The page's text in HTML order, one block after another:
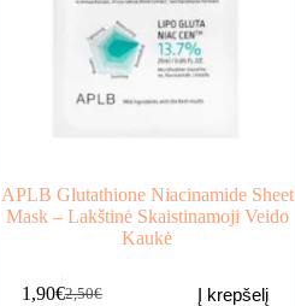
APLB Glutathione Niacinamide Sheet
Mask – Lakštinė Skaistinamoji Veido
Kaukė
2,50€
1,90€ Į krepšelį